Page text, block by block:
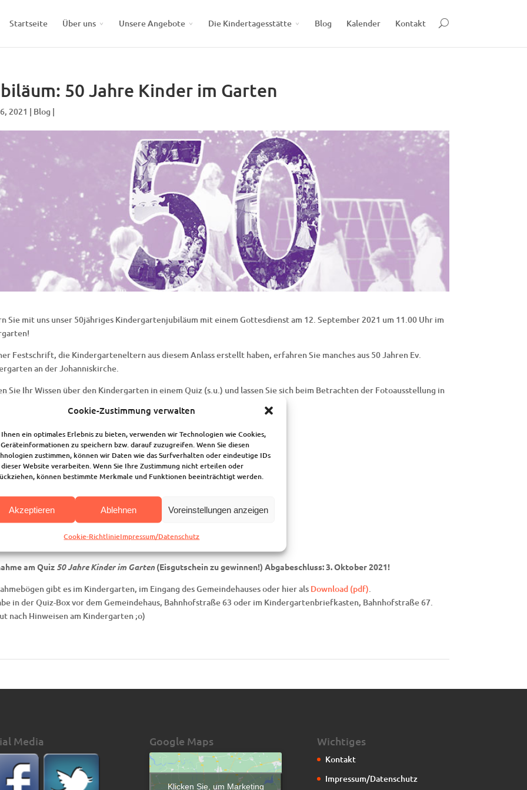
Cookie-Zustimmung verwalten
Ihnen ein optimales Erlebnis zu bieten, verwenden wir Technologien wie Cookies,
zu speichern bzw. darauf zuzugreifen. Wenn Sie diesen
zustimmen, können wir Daten wie das Surfverhalten oder eindeutige IDs
Website verarbeiten. Wenn Sie Ihre Zustimmung nicht erteilen oder
können bestimmte Merkmale und Funktionen beeinträchtigt werden.
Akzeptieren Ablehnen Voreinstellungen anzeigen
Cookie-RichtlinieImpressum/Datenschutz
Startseite Über uns Unsere Angebote Die Kindertagesstätte Blog Kalender Kontakt
50 Jahre Kinder im Garten
2021 | Blog |
Sie mit uns unser 50jähriges Kindergartenjubiläum mit einem Gottesdienst am 12. September 2021 um 11.00 Uhr im
Festschrift, die Kindergarteneltern aus diesem Anlass erstellt haben, erfahren Sie manches aus 50 Jahren Ev.
an der Johanniskirche.
Sie Ihr Wissen über den Kindergarten in einem Quiz (s.u.) und lassen Sie sich beim Betrachten der Fotoausstellung in
der Foto-Ausstellung50 Jahre Kinder im Garten
Saal des Gemeindehauses nach den Sonntagsgottesdiensten:
und 26. September 2021 und 3. und 10. Oktober 2021, ca. 12.00-13.00 Uhr
Garten des Kindergartens:
17. September 2021, 16.30-18.00 Uhr
22. September 2021, 16.30-18.00 Uhr
am Quiz 50 Jahre Kinder im Garten(Eisgutschein zu gewinnen!) Abgabeschluss: 3. Oktober 2021!
gibt es im Kindergarten, im Eingang des Gemeindehauses oder hier als Download (pdf)
in der Quiz-Box vor dem Gemeindehaus, Bahnhofstraße 63 oder im Kindergartenbriefkasten, Bahnhofstraße 67.
nach Hinweisen am Kindergarten ;o)
Media Google Maps
Klicken Sie, um Marketing
Wichtiges
Kontakt
Impressum/Datenschutz